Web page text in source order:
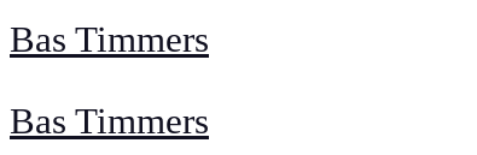
Bas Timmers
Bas Timmers